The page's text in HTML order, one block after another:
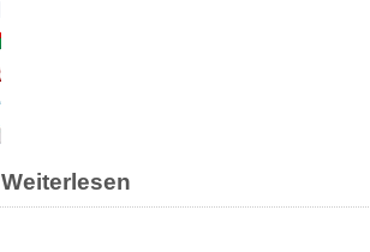
Weiterlesen